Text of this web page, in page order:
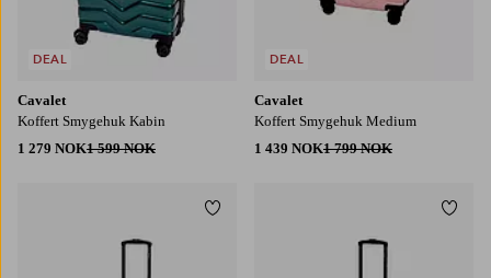
Cavalet
Koffert Smygehuk Kabin
1 279 NOK1 599 NOK
DEAL
Cavalet
Koffert Smygehuk Medium
1 439 NOK1 799 NOK
DEAL
Legg til favoritter